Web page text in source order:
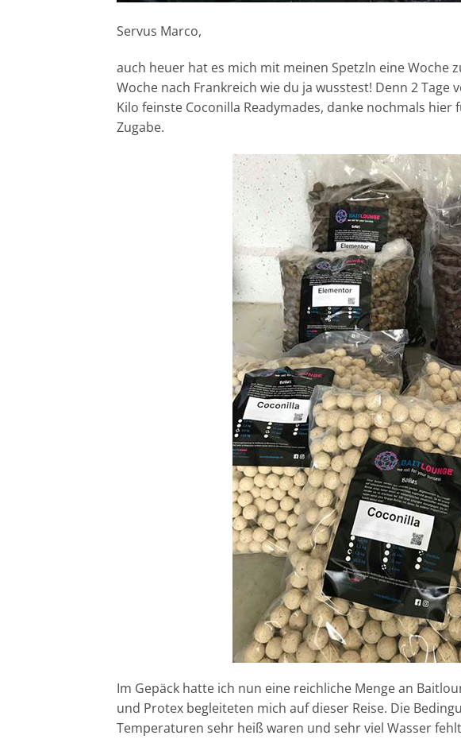
Servus Marco,
auch heuer hat es mich mit meinen Spetzln eine Woche
Woche nach Frankreich wie du ja wusstest! Denn 2
Kilo feinste Coconilla Readymades, danke nochmals
Zugabe.
Im Gepäck hatte ich nun eine reichliche Menge an
und Protex begleiteten mich auf dieser Reise. Die
Temperaturen sehr heiß waren und sehr viel Wasser